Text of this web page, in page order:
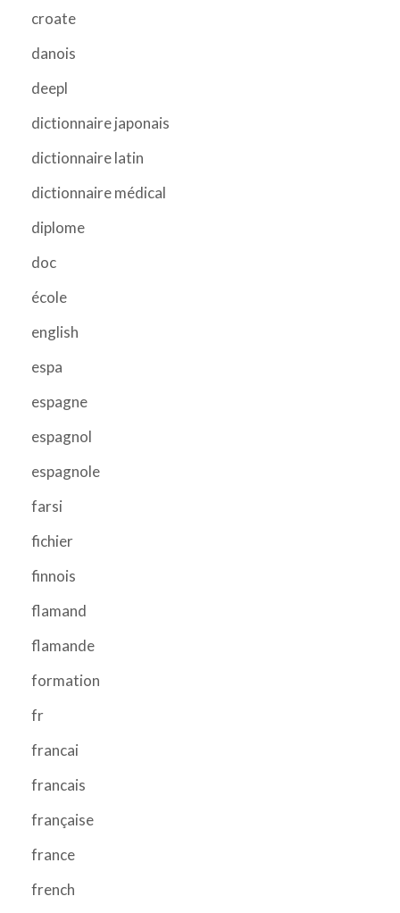
croate
danois
deepl
dictionnaire japonais
dictionnaire latin
dictionnaire médical
diplome
doc
école
english
espa
espagne
espagnol
espagnole
farsi
fichier
finnois
flamand
flamande
formation
fr
francai
francais
française
france
french